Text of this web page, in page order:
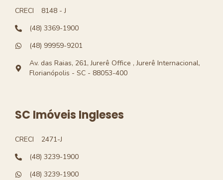
CRECI
8148 - J
(48) 3369-1900
(48) 99959-9201
Av. das Raias, 261, Jurerê Office , Jurerê Internacional,
Florianópolis - SC - 88053-400
SC Imóveis Ingleses
CRECI
2471-J
(48) 3239-1900
(48) 3239-1900